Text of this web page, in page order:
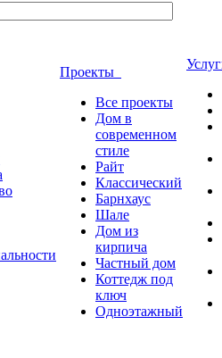
Проекты
Все проекты
Дом в
современном
стиле
Райт
Классический
Барнхаус
Шале
Дом из
кирпича
Частный дом
Коттедж под
ключ
Одноэтажный